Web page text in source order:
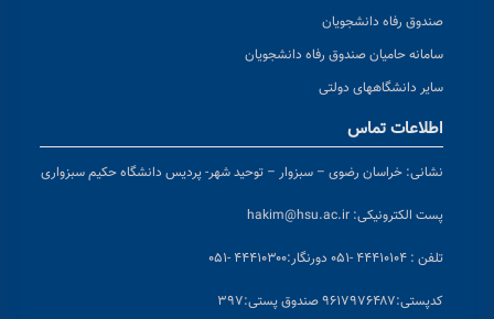
صندوق رفاه دانشجویان
سامانه حامیان صندوق رفاه دانشجویان
سایر دانشگاههای دولتی
اطلاعات تماس
نشانی: خراسان رضوی – سبزوار – توحید شهر- پردیس دانشگاه حکیم سبزواری
پست الکترونیکی: hakim@hsu.ac.ir
تلفن : ۴۴۴۱۰۱۰۴ -۰۵۱ دورنگار:۴۴۴۱۰۳۰۰ -۰۵۱
کدپستی:۹۶۱۷۹۷۶۴۸۷ صندوق پستی:۳۹۷